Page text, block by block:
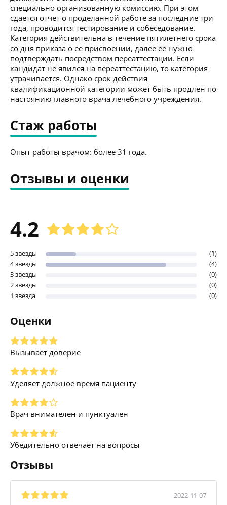
специально организованную комиссию. При этом
сдается отчет о проделанной работе за последние три
года, проводится тестирование и собеседование.
Категория действительна в течение пятилетнего срока
со дня приказа о ее присвоении, далее ее нужно
подтверждать посредством переаттестации. Если
кандидат не явился на переаттестацию, то категория
утрачивается. Однако срок действия
квалификационной категории может быть продлен по
настоянию главного врача лечебного учреждения.
Стаж работы
Опыт работы врачом: более 31 года.
Отзывы и оценки
4.2
5 звезды
(1)
4 звезды
(4)
3 звезды
(0)
2 звезды
(0)
1 звезда
(0)
Оценки
Вызывает доверие
Уделяет должное время пациенту
Врач внимателен и пунктуален
Убедительно отвечает на вопросы
Отзывы
2022-11-07